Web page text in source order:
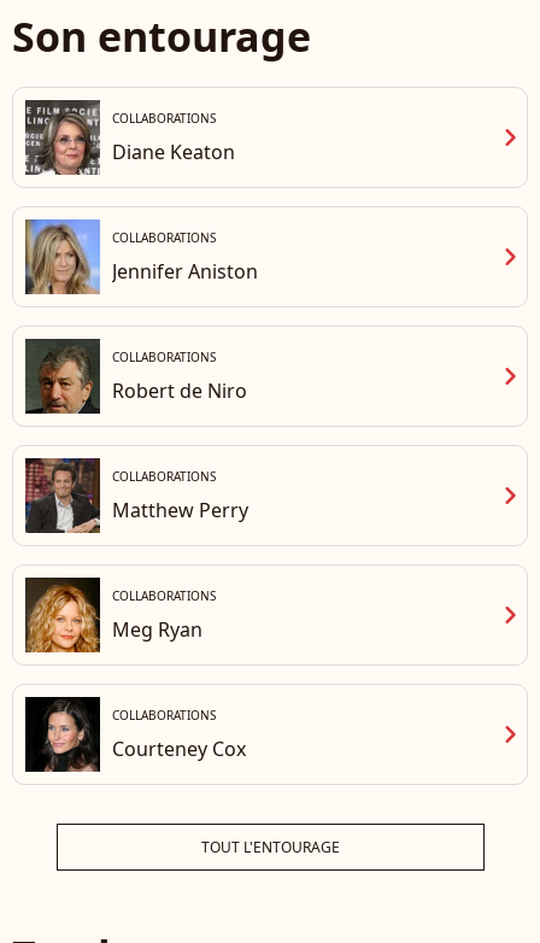
Son entourage
COLLABORATIONS
Diane Keaton chevron_right
COLLABORATIONS
Jennifer Aniston chevron_right
COLLABORATIONS
Robert de Niro chevron_right
COLLABORATIONS
Matthew Perry chevron_right
COLLABORATIONS
Meg Ryan chevron_right
COLLABORATIONS
Courteney Cox chevron_right
TOUT L'ENTOURAGE